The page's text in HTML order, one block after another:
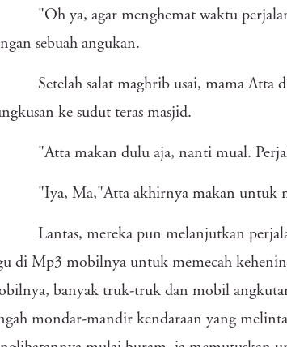
"Oh ya, agar menghemat waktu
sebuah angukan.
Setelah salat maghrib usai, mama Atta
ke sudut teras masjid.
"Atta makan dulu aja, nanti mual.
"Iya, Ma,"Atta akhirnya makan untuk
Lantas, mereka pun melanjutkan
di Mp3 mobilnya untuk memecah
banyak truk-truk dan mobil
mondar-mandir kendaraan yang